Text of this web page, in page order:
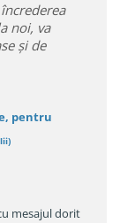
noi, va
și de
pentru
mesajul dorit